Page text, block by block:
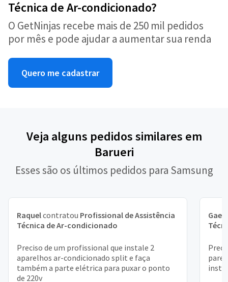
Técnica de Ar-condicionado?
O GetNinjas recebe mais de 250 mil pedidos
por mês e pode ajudar a aumentar sua renda
Quero me cadastrar
Veja alguns pedidos similares em
Barueri
Esses são os últimos pedidos para Samsung
Raquelcontratou Profissional de Assistência
Técnica de Ar-condicionado
Preciso de um profissional que instale 2
aparelhos ar-condicionado split e faça
também a parte elétrica para puxar o ponto
de 220v
Gael